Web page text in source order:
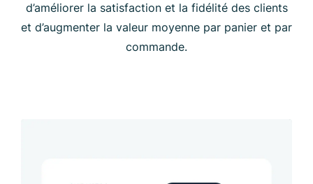
d’améliorer la satisfaction et la fidélité des clients
et d’augmenter la valeur moyenne par panier et par
commande.